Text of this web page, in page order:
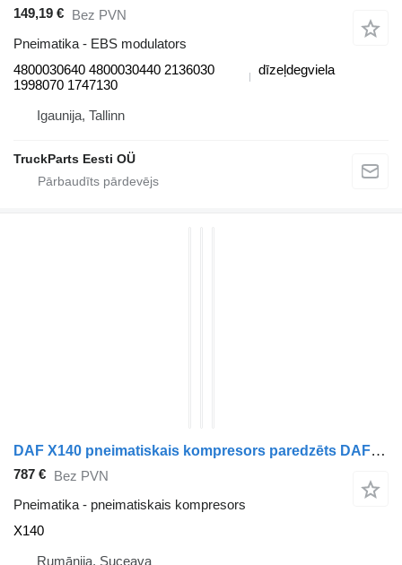
149,19 € Bez PVN
Pneimatika - EBS modulators
4800030640 4800030440 2136030
1998070 1747130
dīzeļdegviela
Igaunija, Tallinn
TruckParts Eesti OÜ
DAF X140 pneimatiskais kompresors paredzēts DAF LF45 vilcēja
787 € Bez PVN
Pneimatika - pneimatiskais kompresors
X140
Rumānija, Suceava